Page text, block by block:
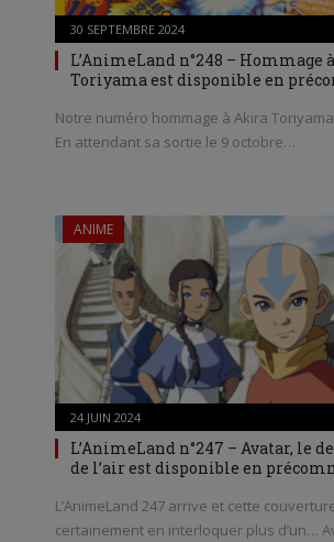
30 SEPTEMBRE 2024
L’AnimeLand n°248 – Hommage
Toriyama est disponible en
Notre numéro hommage à Akira
En attendant sa sortie le 9 octobre…
ANIME
24 JUIN 2024
L’AnimeLand n°247 – Avatar, le
de l’air est disponible en
L’AnimeLand 247 arrive et cette
certainement en interloquer plus d’un…